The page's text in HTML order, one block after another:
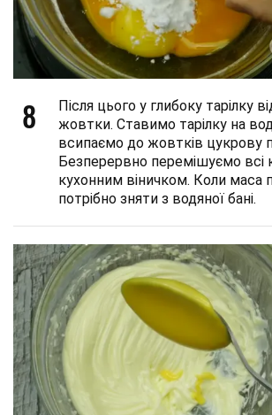
8
Після цього у глибоку тарілку
жовтки. Ставимо тарілку на
всипаємо до жовтків цукрову
Безперервно перемішуємо всі
кухонним віничком. Коли маса
потрібно зняти з водяної бані.